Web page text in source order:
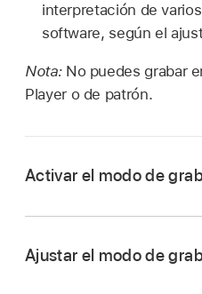
interpretación de
software, según el
Nota: No puedes grabar
Player o de patrón.
Activar el modo de
Ajustar el modo de